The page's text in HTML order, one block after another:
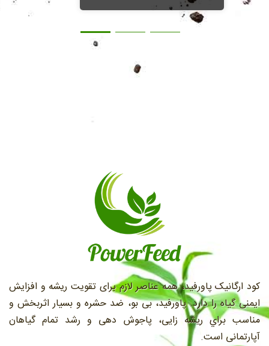
کود ارگانیک پاورفید، همه عناصر لازم برای تقویت ریشه و افزایش
ایمنی گیاه را دارد. پاورفید، بی بو، ضد حشره و بسیار اثربخش و
مناسب براي ريشه زايی، پاجوش دهی و رشد تمام گیاهان
آپارتمانی است.